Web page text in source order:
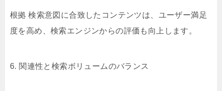
根拠 検索意図に合致したコンテンツは、ユーザー満足
度を高め、検索エンジンからの評価も向上します。
6. 関連性と検索ボリュームのバランス